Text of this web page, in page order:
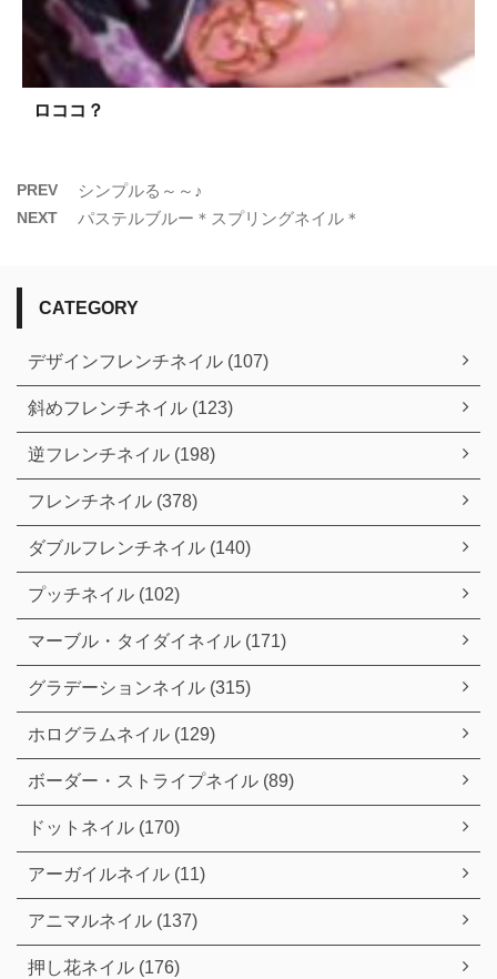
ロココ？
PREV シンプルる～～♪
NEXT パステルブルー＊スプリングネイル＊
CATEGORY
デザインフレンチネイル (107)
斜めフレンチネイル (123)
逆フレンチネイル (198)
フレンチネイル (378)
ダブルフレンチネイル (140)
プッチネイル (102)
マーブル・タイダイネイル (171)
グラデーションネイル (315)
ホログラムネイル (129)
ボーダー・ストライプネイル (89)
ドットネイル (170)
アーガイルネイル (11)
アニマルネイル (137)
押し花ネイル (176)